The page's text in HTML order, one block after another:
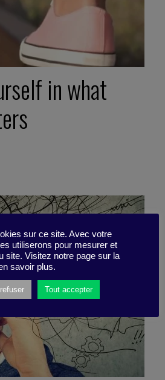
in what
sur ce site. Avec votre
utiliserons pour mesurer et
site. Visitez notre page sur la
savoir plus.
Tout accepter